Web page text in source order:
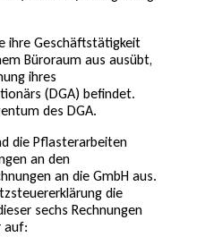
ihre Geschäftstätigkeit
Büroraum aus ausübt,
ihres
(DGA) befindet.
des DGA.
die Pflasterarbeiten
an den
an die GmbH aus.
die
sechs Rechnungen
auf: